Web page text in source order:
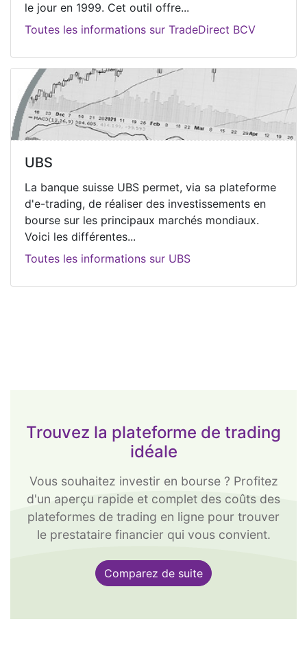
le jour en 1999. Cet outil offre...
Toutes les informations sur TradeDirect BCV
UBS
La banque suisse UBS permet, via sa plateforme
d'e-trading, de réaliser des investissements en
bourse sur les principaux marchés mondiaux.
Voici les différentes...
Toutes les informations sur UBS
Trouvez la plateforme de trading
idéale
Vous souhaitez investir en bourse ? Profitez
d'un aperçu rapide et complet des coûts des
plateformes de trading en ligne pour trouver
le prestataire financier qui vous convient.
Comparez de suite